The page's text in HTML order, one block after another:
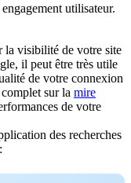
utilisateur.
la visibilité de votre site
il peut être très utile
de votre connexion
sur la mire
de votre
des recherches